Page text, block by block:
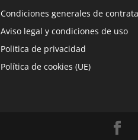
Condiciones generales de
Aviso legal y condiciones de uso
Politica de privacidad
Política de cookies (UE)